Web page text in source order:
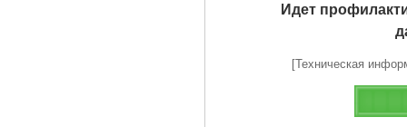
Идет
[Техническая